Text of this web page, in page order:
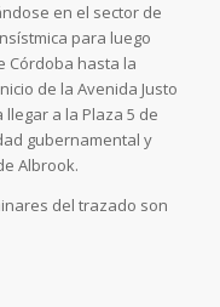
en el sector de
para luego
Córdoba hasta la
de la Avenida Justo
a la Plaza 5 de
gubernamental y
Albrook.
del trazado son